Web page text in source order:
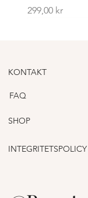
Pris
299,00 kr
KONTAKT
FAQ
SHOP
INTEGRITETSPOLICY